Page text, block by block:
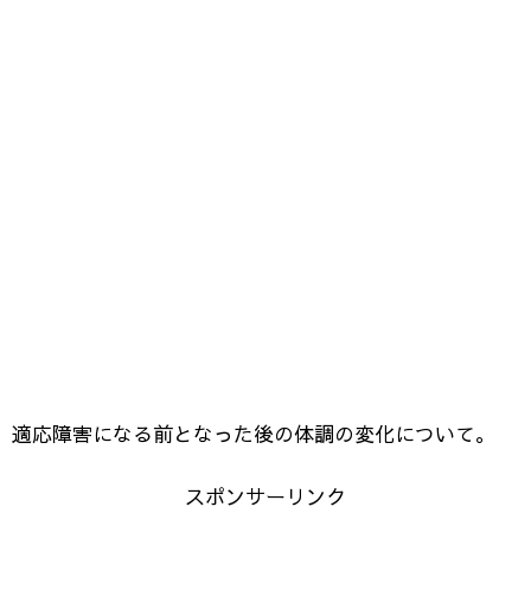
適応障害になる前となった後の体調の変化について。
スポンサーリンク